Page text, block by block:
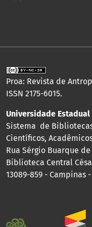
Proa: Revista de
ISSN 2175-6015.
Universidade Estadual
Sistema de
Científicos,
Rua Sérgio Buarque
Biblioteca Central
13089-859 - Campinas -